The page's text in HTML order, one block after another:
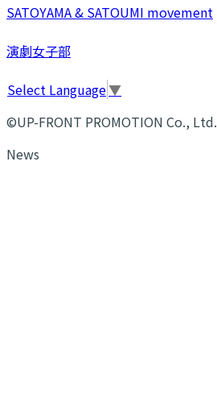
SATOYAMA & SATOUMI movement
演劇女子部
Select Language▼
©UP-FRONT PROMOTION Co., Ltd.
News